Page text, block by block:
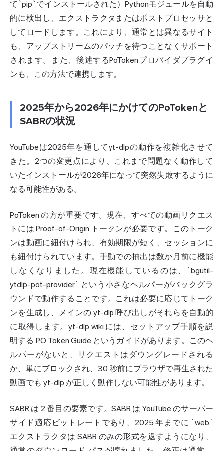
て`pip`でインストールされた）Pythonモジュールを自動
的に検出し、エクストラクタまたはポストプロセッサと
してロードします。これにより、通常とは異なるサイト
も、アップストリームのパッチを待つことなくサポート
されます。また、後述するPoTokenプロバイダプラグイ
ンも、この方法で連携します。
2025年から2026年にかけてのPoTokenと
SABRの状況
YouTubeは2025年を通してyt-dlpの動作を複雑化させて
きた。2つの変更点により、これまで問題なく動作して
いたインストールが2026年になって突然失敗するように
なる可能性がある。
PoToken の方が重要です。現在、すべての動画リクエス
トには Proof-of-Origin トークンが必要です。このトーク
ンは動画に紐付けられ、有効期限が短く、セッションに
も紐付けられています。手動での抽出は数か月前に機能
しなくなりました。現在機能しているのは、`bgutil-
ytdlp-pot-provider` という小さなヘルパーがバックグラ
ウンドで動作することです。これは必要に応じてトーク
ンを生成し、メインの yt-dlp 呼び出しがそれらを自動的
に取得します。yt-dlp wiki には、 セットアップ手順を説
明する PO Token Guide というガイドがあります。このヘ
ルパーがないと、リクエストはダウングレードされる
か、単にブロックされ、30 秒前にブラウザで再生された
動画でも yt-dlp が正しく動作しない可能性があります。
SABR は 2 番目の要素です。SABR は YouTube のサーバー
サイド適応ビットレートであり、2025 年までに `web`
エクストラクタは SABR のみの形式を返すようになり、